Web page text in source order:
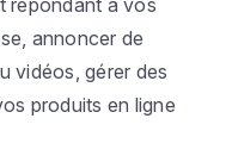
annoncer de
vidéos, gérer des
produits en ligne